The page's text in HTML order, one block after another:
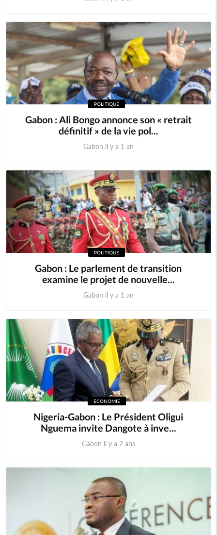
POLITIQUE
Gabon : Ali Bongo annonce son « retrait
définitif » de la vie pol...
Gabon il y a 1 an
POLITIQUE
Gabon : Le parlement de transition
examine le projet de nouvelle...
Gabon il y a 1 an
ECONOMIE
Nigeria-Gabon : Le Président Oligui
Nguema invite Dangote à inve...
Gabon il y a 2 ans